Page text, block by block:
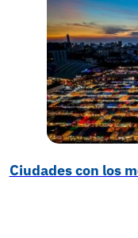
Ciudades con los